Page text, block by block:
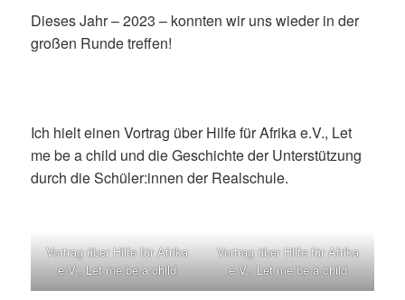
Dieses Jahr – 2023 – konnten wir uns wieder in der
großen Runde treffen!
Ich hielt einen Vortrag über Hilfe für Afrika e.V., Let
me be a child und die Geschichte der Unterstützung
durch die Schüler:innen der Realschule.
Vortrag über Hilfe für Afrika
e.V., Let me be a child
Vortrag über Hilfe für Afrika
e.V., Let me be a child